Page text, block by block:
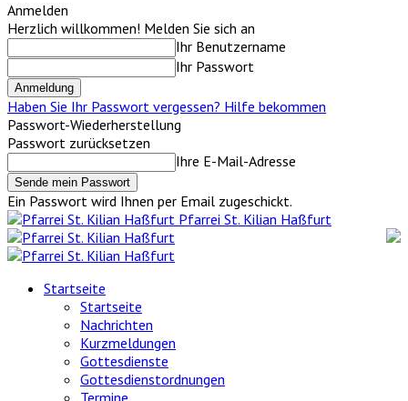
Anmelden
Herzlich willkommen! Melden Sie sich an
Ihr Benutzername
Ihr Passwort
Haben Sie Ihr Passwort vergessen? Hilfe bekommen
Passwort-Wiederherstellung
Passwort zurücksetzen
Ihre E-Mail-Adresse
Ein Passwort wird Ihnen per Email zugeschickt.
Pfarrei St. Kilian Haßfurt
Startseite
Startseite
Nachrichten
Kurzmeldungen
Gottesdienste
Gottesdienstordnungen
Termine